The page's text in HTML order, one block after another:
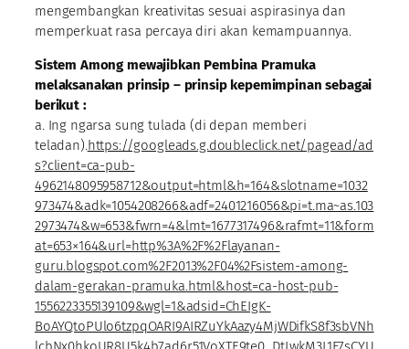
mengembangkan kreativitas sesuai aspirasinya dan
memperkuat rasa percaya diri akan kemampuannya.
Sistem Among mewajibkan Pembina Pramuka
melaksanakan prinsip – prinsip kepemimpinan sebagai
berikut :
a. Ing ngarsa sung tulada (di depan memberi
teladan). https://googleads.g.doubleclick.net/pagead/ad
s?client=ca-pub-
4962148095958712&output=html&h=164&slotname=1032
973474&adk=1054208266&adf=2401216056&pi=t.ma~as.103
2973474&w=653&fwrn=4&lmt=1677317496&rafmt=11&form
at=653×164&url=http%3A%2F%2Flayanan-
guru.blogspot.com%2F2013%2F04%2Fsistem-among-
dalam-gerakan-pramuka.html&host=ca-host-pub-
1556223355139109&wgl=1&adsid=ChEIgK-
BoAYQtoPUlo6tzpqOARI9AIRZuYkAazy4MjWDifkS8f3sbVNh